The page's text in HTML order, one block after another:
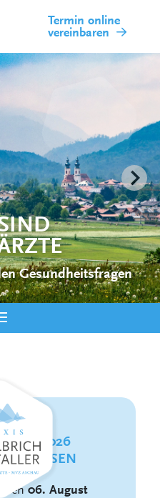
Termin online
vereinbaren
voraus
06.08.2026
, den06. August